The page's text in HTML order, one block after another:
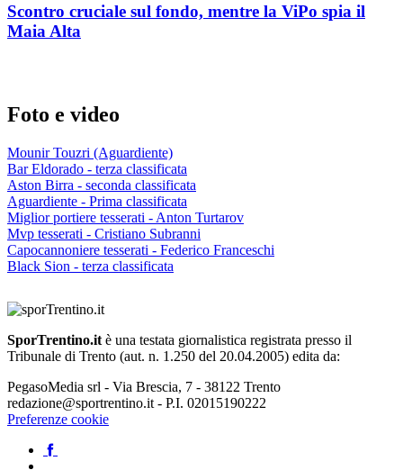
Scontro cruciale sul fondo, mentre la ViPo spia il
Maia Alta
Foto e video
Mounir Touzri (Aguardiente)
Bar Eldorado - terza classificata
Aston Birra - seconda classificata
Aguardiente - Prima classificata
Miglior portiere tesserati - Anton Turtarov
Mvp tesserati - Cristiano Subranni
Capocannoniere tesserati - Federico Franceschi
Black Sion - terza classificata
SporTrentino.it è una testata giornalistica registrata presso il
Tribunale di Trento (aut. n. 1.250 del 20.04.2005) edita da:
PegasoMedia srl - Via Brescia, 7 - 38122 Trento
redazione@sportrentino.it - P.I. 02015190222
Preferenze cookie